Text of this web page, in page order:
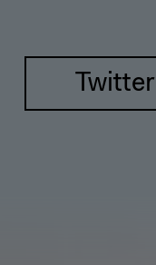
Twitter